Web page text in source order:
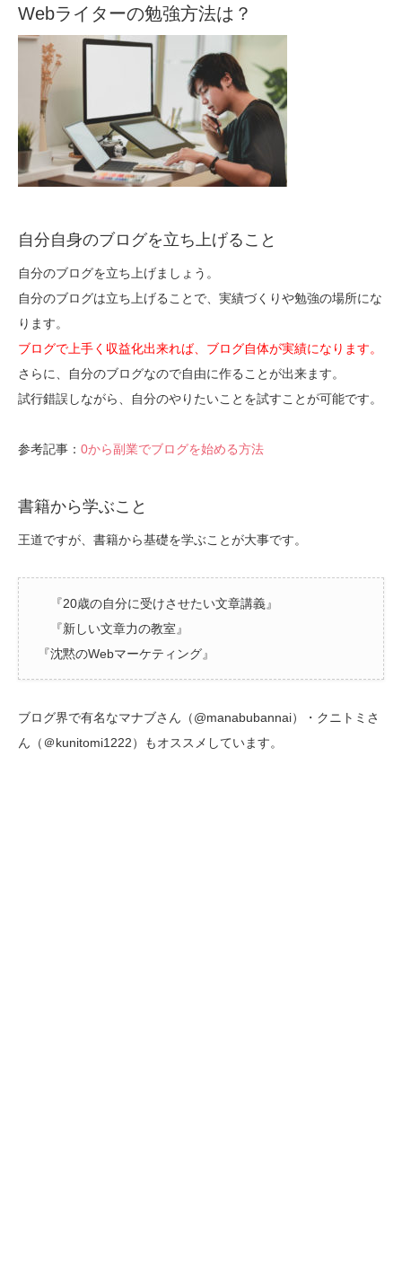
Webライターの勉強方法は？
自分自身のブログを立ち上げること
自分のブログを立ち上げましょう。
自分のブログは立ち上げることで、実績づくりや勉強の場所にな
ります。
ブログで上手く収益化出来れば、ブログ自体が実績になります。
さらに、自分のブログなので自由に作ることが出来ます。
試行錯誤しながら、自分のやりたいことを試すことが可能です。
参考記事： 0から副業でブログを始める方法
書籍から学ぶこと
王道ですが、書籍から基礎を学ぶことが大事です。
『20歳の自分に受けさせたい文章講義』
『新しい文章力の教室』
『沈黙のWebマーケティング』
ブログ界で有名なマナブさん（@manabubannai）・クニトミさ
ん（＠kunitomi1222）もオススメしています。